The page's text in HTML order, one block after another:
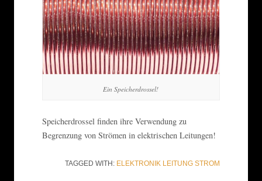
Ein Speicherdrossel!
Speicherdrossel finden ihre Verwendung zu
Begrenzung von Strömen in elektrischen Leitungen!
TAGGED WITH: ELEKTRONIK LEITUNG STROM